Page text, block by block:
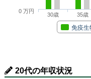
免疫生
30歳 35歳
0 万円
20代の年収状況